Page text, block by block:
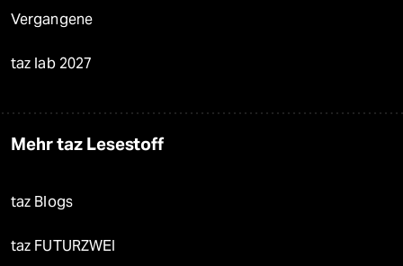
Vergangene
taz lab 2027
Mehr taz Lesestoff
taz Blogs
taz FUTURZWEI